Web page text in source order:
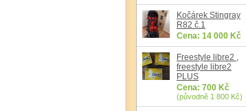
Kočárek Stingray
R82 č.1
Cena: 14 000 Kč
Freestyle libre2 ,
freestyle libre2
PLUS
Cena: 700 Kč
(původně 1 800 Kč)